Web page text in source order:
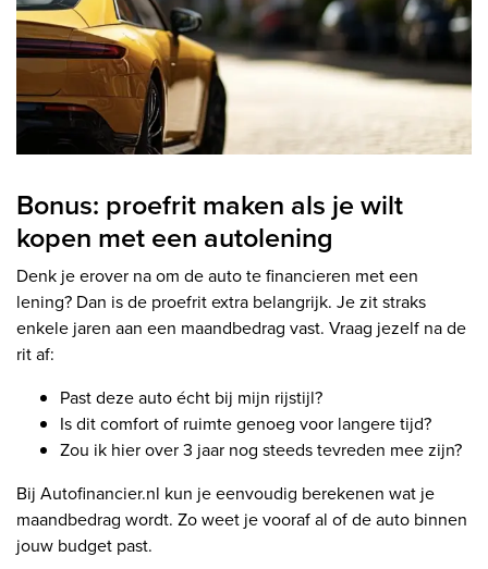
Bonus: proefrit maken als je wilt
kopen met een autolening
Denk je erover na om de auto te financieren met een
lening? Dan is de proefrit extra belangrijk. Je zit straks
enkele jaren aan een maandbedrag vast. Vraag jezelf na de
rit af:
Past deze auto écht bij mijn rijstijl?
Is dit comfort of ruimte genoeg voor langere tijd?
Zou ik hier over 3 jaar nog steeds tevreden mee zijn?
Bij Autofinancier.nl kun je eenvoudig berekenen wat je
maandbedrag wordt. Zo weet je vooraf al of de auto binnen
jouw budget past.